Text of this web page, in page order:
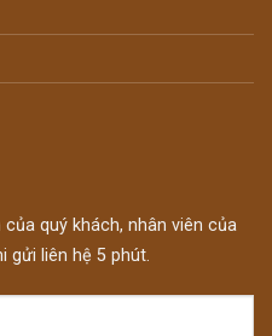
quý khách, nhân viên của
gửi liên hệ 5 phút.